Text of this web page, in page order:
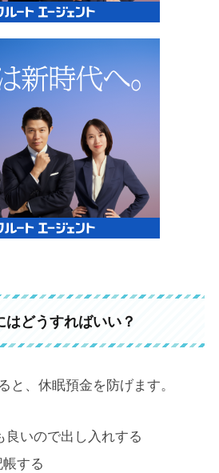
どうすればいい？
と、休眠預金を防げます。
いので出し入れする
する